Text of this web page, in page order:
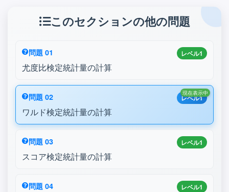
このセクションの他の問題
レベル1
問題 01
尤度比検定統計量の計算
レベル1
問題 02
ワルド検定統計量の計算
現在表示中
レベル1
問題 03
スコア検定統計量の計算
レベル1
問題 04